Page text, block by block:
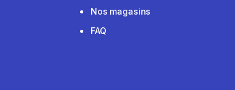
Nos magasins
FAQ